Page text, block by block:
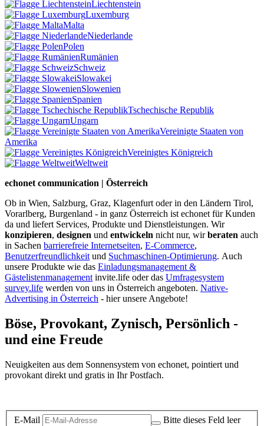
Liechtenstein
Luxemburg
Malta
Niederlande
Polen
Rumänien
Schweiz
Slowakei
Slowenien
Spanien
Tschechische Republik
Ungarn
Vereinigte Staaten von
Amerika
Vereinigtes Königreich
Weltweit
echonet communication | Österreich
Ob in Wien, Salzburg, Graz, Klagenfurt oder in den Ländern Tirol,
Vorarlberg, Burgenland - in ganz Österreich ist echonet für Kunden
da und liefert Services, Produkte und Dienstleistungen. Wir
konzipieren, designen und entwickeln nicht nur, wirberaten auch
in Sachen barrierefreie Internetseiten, E-Commerce,
Benutzerfreundlichkeit und Suchmaschinen-Optimierung. Auch
unsere Produkte wie das Einladungsmanagement &
Gästelistenmanagement invite.life oder das Umfragesystem
survey.life werden von uns in Österreich angeboten. Native-
Advertising in Österreich - hier unsere Angebote!
Böse, Provokant, Zynisch, Persönlich -
und eine Freude
Neuigkeiten aus dem Sonnensystem von echonet, pointiert und
provokant direkt und gratis in Ihr Postfach.
E-Mail
Bitte dieses Feld leer